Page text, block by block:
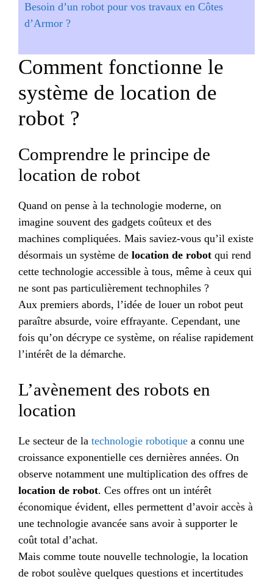
Besoin d’un robot pour vos travaux en Côtes
d’Armor ?
Comment fonctionne le
système de location de
robot ?
Comprendre le principe de
location de robot
Quand on pense à la technologie moderne, on
imagine souvent des gadgets coûteux et des
machines compliquées. Mais saviez-vous qu’il existe
désormais un système de location de robot qui rend
cette technologie accessible à tous, même à ceux qui
ne sont pas particulièrement technophiles ?
Aux premiers abords, l’idée de louer un robot peut
paraître absurde, voire effrayante. Cependant, une
fois qu’on décrype ce système, on réalise rapidement
l’intérêt de la démarche.
L’avènement des robots en
location
Le secteur de la technologie robotique a connu une
croissance exponentielle ces dernières années. On
observe notamment une multiplication des offres de
location de robot. Ces offres ont un intérêt
économique évident, elles permettent d’avoir accès à
une technologie avancée sans avoir à supporter le
coût total d’achat.
Mais comme toute nouvelle technologie, la location
de robot soulève quelques questions et incertitudes